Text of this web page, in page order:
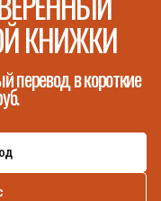
КНИЖКИ
перевод в короткие